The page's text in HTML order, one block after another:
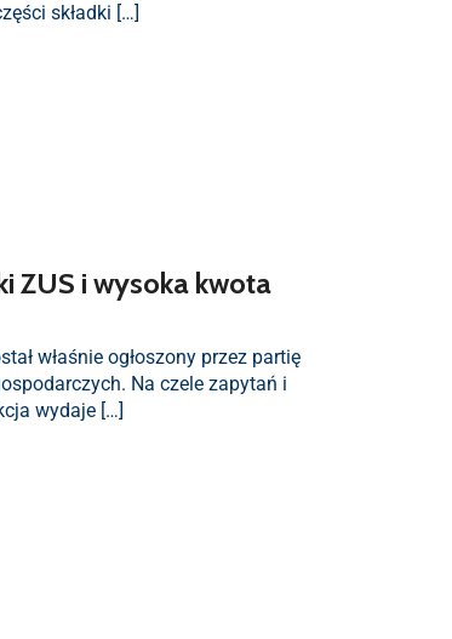
składki […]
ZUS i wysoka kwota
właśnie ogłoszony przez partię
Na czele zapytań i
wydaje […]